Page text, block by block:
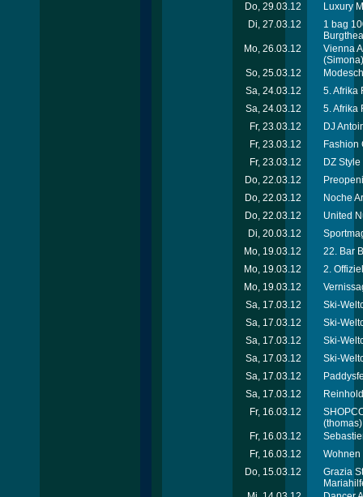
Do, 29.03.12
Luxury
Di, 27.03.12
1 bag
Mo, 26.03.12
Vienna
(Simona)
So, 25.03.12
Sa, 24.03.12
5. Afrika
Sa, 24.03.12
5. Afrika
Fr, 23.03.12
DJ
Fr, 23.03.12
Fashion
Fr, 23.03.12
DZ
Do, 22.03.12
Do, 22.03.12
Noche
Do, 22.03.12
United
Di, 20.03.12
Mo, 19.03.12
22. Bar
Mo, 19.03.12
2.
Mo, 19.03.12
Sa, 17.03.12
Ski-
Sa, 17.03.12
Ski-
Sa, 17.03.12
Ski-
Sa, 17.03.12
Ski-
Sa, 17.03.12
Sa, 17.03.12
Fr, 16.03.12
(thomas)
Fr, 16.03.12
Fr, 16.03.12
Wohnen
Do, 15.03.12
Grazia